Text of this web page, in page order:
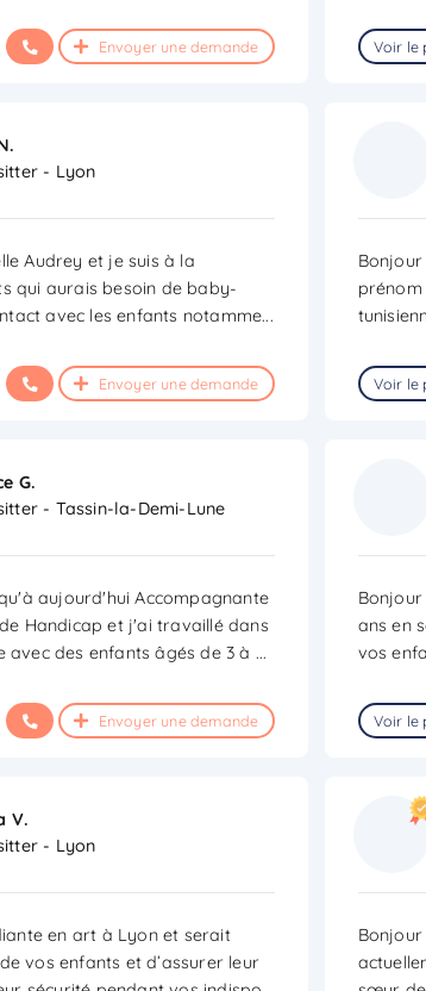
Envoyer une demande Voir le
- Lyon
Audrey et je suis à la
qui aurais besoin de baby-
avec les enfants notamme...
Envoyer une demande Voir le
G.
- Tassin-la-Demi-Lune
aujourd'hui Accompagnante
Handicap et j'ai travaillé dans
avec des enfants âgés de 3 à ...
Envoyer une demande
ans en
vos
Voir le
V.
- Lyon
en art à Lyon et serait
vos enfants et d’assurer leur
Bonjour